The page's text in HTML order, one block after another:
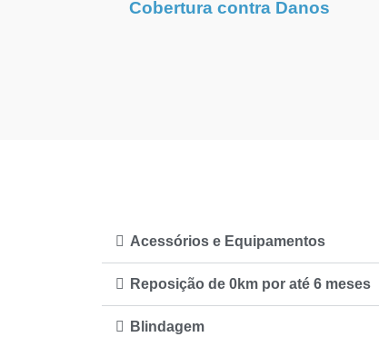
Cobertura contra Danos
Acessórios e Equipamentos
Reposição de 0km por até 6 meses
Blindagem